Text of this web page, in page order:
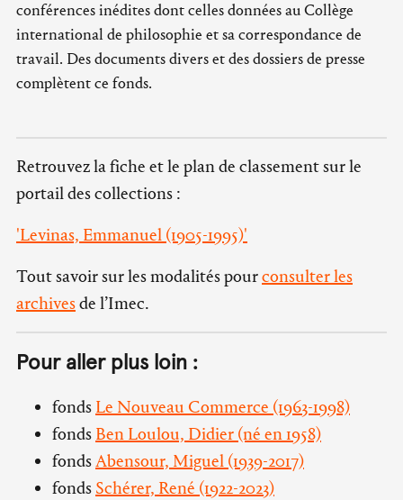
conférences inédites dont celles données au Collège
international de philosophie et sa correspondance de
travail. Des documents divers et des dossiers de presse
complètent ce fonds.
Retrouvez la fiche et le plan de classement sur le
portail des collections :
'Levinas, Emmanuel (1905-1995)'
Tout savoir sur les modalités pourconsulter les
archivesde l’Imec.
Pour aller plus loin :
fonds Le Nouveau Commerce (1963-1998)
fonds Ben Loulou, Didier (né en 1958)
fondsAbensour, Miguel (1939-2017)
fonds Schérer, René (1922-2023)